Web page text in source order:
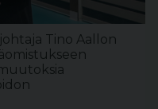
Tino Aallon